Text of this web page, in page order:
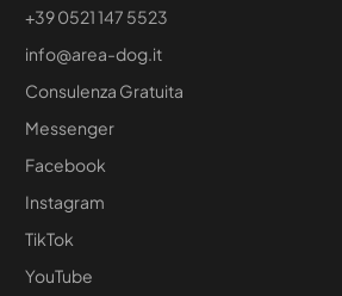
+39 0521 147 5523
info@area-dog.it
Consulenza Gratuita
Messenger
Facebook
Instagram
TikTok
YouTube